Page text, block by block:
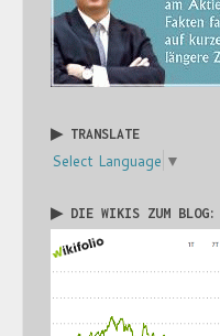
▶ TRANSLATE
Select Language ▼
▶ DIE WIKIS ZUM BLOG: